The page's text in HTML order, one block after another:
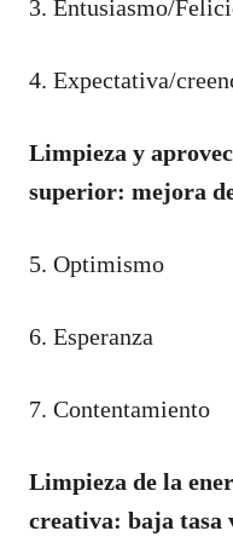
3. Entusiasmo/
4. Expectativa/
Limpieza y
superior: mejora
5. Optimismo
6. Esperanza
7. Contentamiento
Limpieza de la
creativa: baja